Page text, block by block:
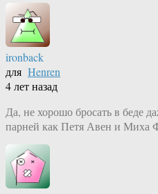
ironback
для Henren
4 лет назад
Да, не хорошо бросать в беде
парней как Петя Авен и